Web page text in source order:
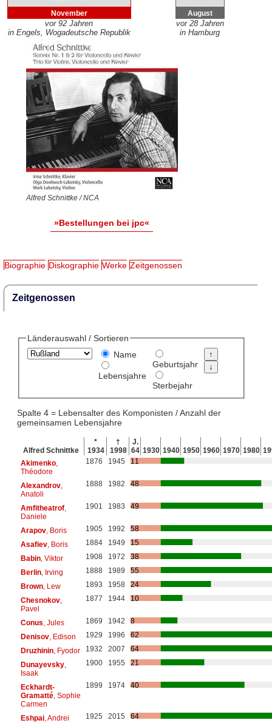
November
vor 92 Jahren
in Engels, Wogadeutsche Republik
August
vor 28 Jahren
in Hamburg
Alfred Schnittke / NCA
»Bestellungen bei jpc«
Biographie Diskographie Werke Zeitgenossen
Zeitgenossen
Länderauswahl / Sortieren
Name
Lebensjahre
Geburtsjahr
Sterbejahr
Spalte 4 = Lebensalter des Komponisten / Anzahl der
gemeinsamen Lebensjahre
Alfred Schnittke
*
1934
†
1998
J.
64 1930 1940 1950 1960 1970 1980
Akimenko,
Théodore
1876 1945 11
Alexandrov,
Anatoli
1888 1982 48
Amfitheatrof,
Daniele
1901 1983 49
Arapov, Boris 1905 1992
58
Asafiev, Boris 1884 1949
15
Babin, Viktor 1908 1972
38
Berlin, Irving 1888 1989
55
Brown, Lew 1893 1958
24
Chesnokov,
Pavel
1877 1944 10
Conus , Jules 1869 1942
8
Denisov, Edison 1929 1996
62
Druzhinin, Fyodor 1932 2007
64
Dunayevsky,
Isaak
1900 1955 21
Eckhardt-
Gramatté, Sophie
Carmen
1899 1974 40
Eshpai, Andrei 1925 2015
64